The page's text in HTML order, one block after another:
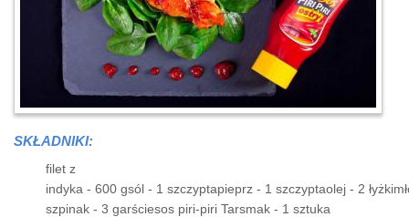
SKŁADNIKI:
filet z
indyka - 600 gsól - 1 szczyptapieprz - 1 szczyptaolej - 2
szpinak - 3 garściesos piri-piri Tarsmak - 1 sztuka